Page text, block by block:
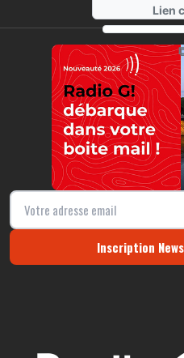
Lien
Inscription